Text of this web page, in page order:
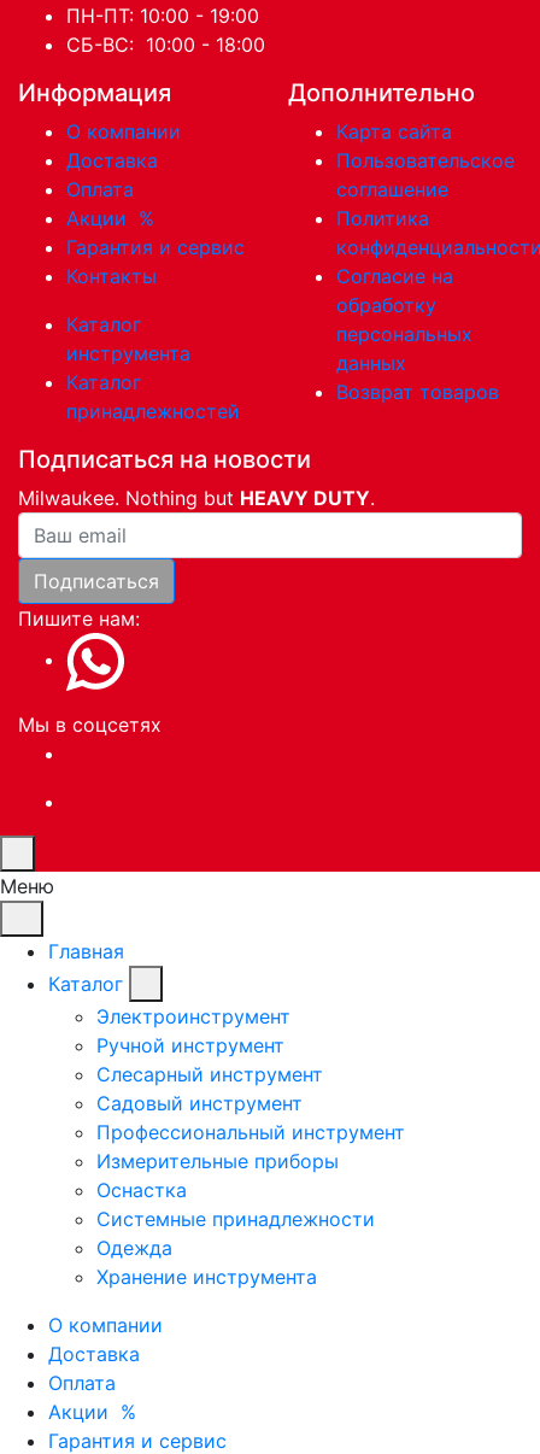
ПН-ПТ: 10:00 - 19:00
СБ-ВС: 10:00 - 18:00
Информация
О компании
Доставка
Оплата
Акции %
Гарантия и сервис
Контакты
Каталог
инструмента
Каталог
принадлежностей
Дополнительно
Карта сайта
Пользовательское
соглашение
Политика
Согласие на
обработку
персональных
данных
Возврат товаров
Подписаться на новости
Milwaukee. Nothing but HEAVY DUTY.
Ваша почта
Подписаться
Пишите нам:
Мы в соцсетях
Меню
Главная
Каталог
Электроинструмент
Ручной инструмент
Слесарный инструмент
Садовый инструмент
Профессиональный инструмент
Измерительные приборы
Оснастка
Системные принадлежности
Одежда
Хранение инструмента
О компании
Доставка
Оплата
Акции %
Гарантия и сервис